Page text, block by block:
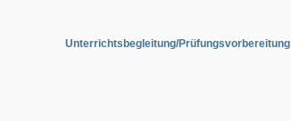
Unterrichtsbegleitung/Prüfungsvorbereitung